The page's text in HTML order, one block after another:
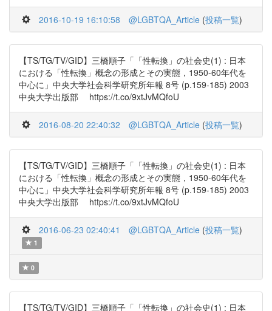
2016-10-19 16:10:58 @LGBTQA_Article (投稿一覧)
【TS/TG/TV/GID】三橋順子「「性転換」の社会史(1) : 日本
における「性転換」概念の形成とその実態，1950-60年代を
中心に」中央大学社会科学研究所年報 8号 (p.159-185) 2003
中央大学出版部 https://t.co/9xtJvMQfoU
2016-08-20 22:40:32 @LGBTQA_Article (投稿一覧)
【TS/TG/TV/GID】三橋順子「「性転換」の社会史(1) : 日本
における「性転換」概念の形成とその実態，1950-60年代を
中心に」中央大学社会科学研究所年報 8号 (p.159-185) 2003
中央大学出版部 https://t.co/9xtJvMQfoU
2016-06-23 02:40:41 @LGBTQA_Article (投稿一覧)
1
0
【TS/TG/TV/GID】三橋順子「「性転換」の社会史(1) : 日本